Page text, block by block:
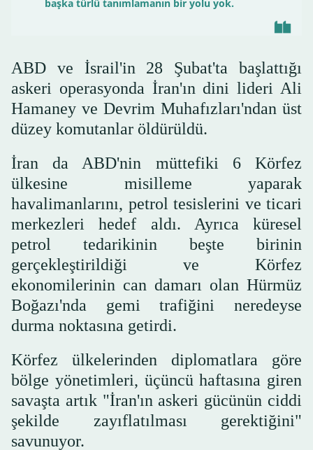
başka türlü tanımlamanın bir yolu yok.
ABD ve İsrail'in 28 Şubat'ta başlattığı
askeri operasyonda İran'ın dini lideri Ali
Hamaney ve Devrim Muhafızları'ndan üst
düzey komutanlar öldürüldü.
İran da ABD'nin müttefiki 6 Körfez
ülkesine misilleme yaparak
havalimanlarını, petrol tesislerini ve ticari
merkezleri hedef aldı. Ayrıca küresel
petrol tedarikinin beşte birinin
gerçekleştirildiği ve Körfez
ekonomilerinin can damarı olan Hürmüz
Boğazı'nda gemi trafiğini neredeyse
durma noktasına getirdi.
Körfez ülkelerinden diplomatlara göre
bölge yönetimleri, üçüncü haftasına giren
savaşta artık "İran'ın askeri gücünün ciddi
şekilde zayıflatılması gerektiğini"
savunuyor.